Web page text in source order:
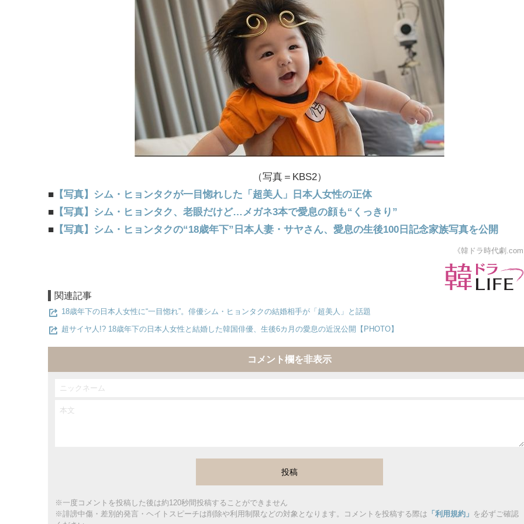
（写真＝KBS2）
■ 【写真】シム・ヒョンタクが一目惚れした「超美人」日本人女性の正体
■ 【写真】シム・ヒョンタク、老眼だけど…メガネ3本で愛息の顔も“くっきり”
■ 【写真】シム・ヒョンタクの“18歳年下”日本人妻・サヤさん、愛息の生後100日記念家族写真を公開
《韓ドラ時代劇
関連記事
18歳年下の日本人女性に“一目惚れ”。俳優シム・ヒョンタクの結婚相手が「超美人」と話題
超サイヤ人!? 18歳年下の日本人女性と結婚した韓国俳優、生後6カ月の愛息の近況公開【PHOTO】
コメント欄を非表示
※一度コメントを投稿した後は約120秒間投稿することができません
※誹謗中傷・差別的発言・ヘイトスピーチは削除や利用制限などの対象となります。コメントを投稿する際は 「利用規約」 を必ずご確認